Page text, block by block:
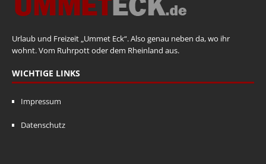
Urlaub und Freizeit „Ummet Eck“. Also genau neben da, wo ihr
wohnt. Vom Ruhrpott oder dem Rheinland aus.
WICHTIGE LINKS
Impressum
Datenschutz